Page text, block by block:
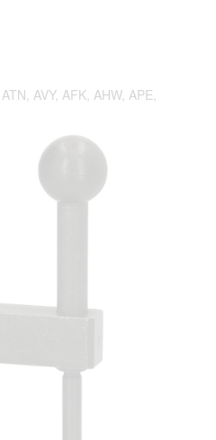
AVY, AFK, AHW, APE,